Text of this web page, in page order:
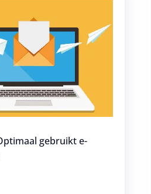
gebruikt e-